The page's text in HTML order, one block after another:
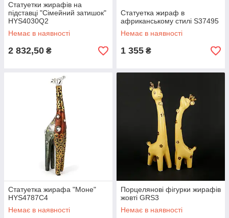
Статуетки жирафів на
підставці "Сімейний затишок"
HYS4030Q2
Немає в наявності
2 832,50 ₴
Статуетка жираф в
африканському стилі S37495
Немає в наявності
1 355 ₴
Статуетка жирафа "Моне"
HYS4787C4
Немає в наявності
Порцелянові фігурки жирафів
жовті GRS3
Немає в наявності